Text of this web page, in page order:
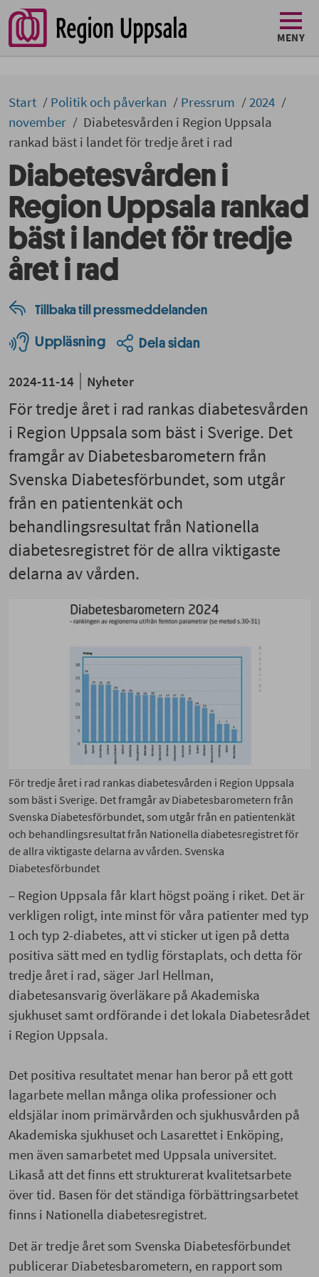
MENY
Start Politik och påverkan Pressrum
2024
november
Diabetesvården i Region Uppsala
rankad bäst i landet för tredje året i rad
Diabetesvården i
Region Uppsala rankad
bäst i landet för tredje
året i rad
Tillbaka till pressmeddelanden
Uppläsning Dela sidan
2024-11-14 Nyheter
För tredje året i rad rankas diabetesvården
i Region Uppsala som bäst i Sverige. Det
framgår av Diabetesbarometern från
Svenska Diabetesförbundet, som utgår
från en patientenkät och
behandlingsresultat från Nationella
diabetesregistret för de allra viktigaste
delarna av vården.
För tredje året i rad rankas diabetesvården i Region Uppsala
som bäst i Sverige. Det framgår av Diabetesbarometern från
Svenska Diabetesförbundet, som utgår från en patientenkät
och behandlingsresultat från Nationella diabetesregistret för
de allra viktigaste delarna av vården. Svenska
Diabetesförbundet
– Region Uppsala får klart högst poäng i riket. Det är
verkligen roligt, inte minst för våra patienter med typ
1 och typ 2-diabetes, att vi sticker ut igen på detta
positiva sätt med en tydlig förstaplats, och detta för
tredje året i rad, säger Jarl Hellman,
diabetesansvarig överläkare på Akademiska
sjukhuset samt ordförande i det lokala Diabetesrådet
i Region Uppsala.
Det positiva resultatet menar han beror på ett gott
lagarbete mellan många olika professioner och
eldsjälar inom primärvården och sjukhusvården på
Akademiska sjukhuset och Lasarettet i Enköping,
men även samarbetet med Uppsala universitet.
Likaså att det finns ett strukturerat kvalitetsarbete
över tid. Basen för det ständiga förbättringsarbetet
finns i Nationella diabetesregistret.
Det är tredje året som Svenska Diabetesförbundet
publicerar Diabetesbarometern, en rapport som